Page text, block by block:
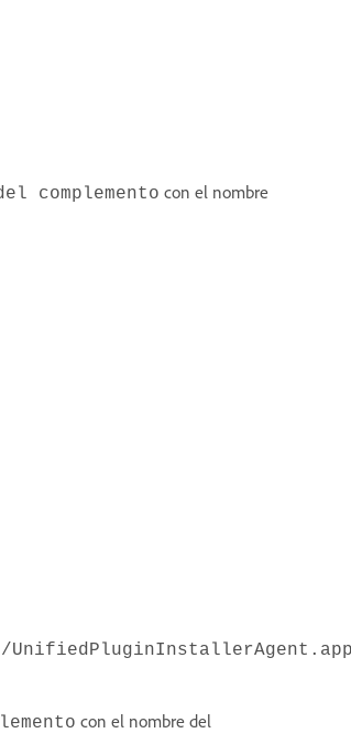
complemento con el nombre
con el nombre del